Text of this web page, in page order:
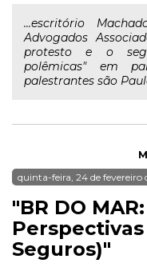
...escritório
Advogados
protesto e o
polêmicas" em
palestrantes são
quinta-feira, 24 de fevereiro
"BR DO
Seguros)"